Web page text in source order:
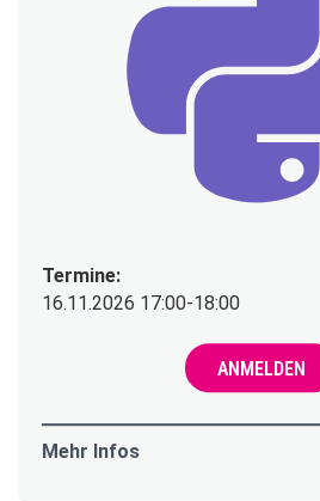
Termine:
16.11.2026 17:00-18:00
ANMELDEN
Mehr Infos